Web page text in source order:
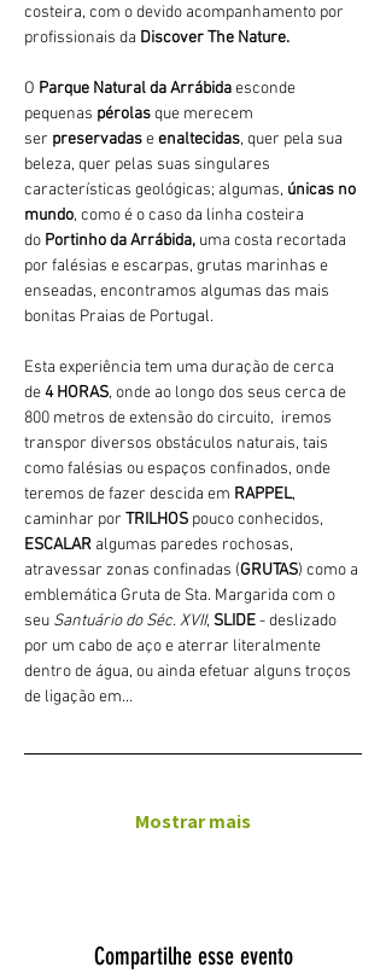
costeira, com o devido acompanhamento por
profissionais da Discover The Nature.
O Parque Natural da Arrábida esconde
pequenas pérolas que merecem
ser preservadas e enaltecidas, quer pela sua
beleza, quer pelas suas singulares
características geológicas; algumas, únicas no
mundo, como é o caso da linha costeira
do Portinho da Arrábida, uma costa recortada
por falésias e escarpas, grutas marinhas e
enseadas, encontramos algumas das mais
bonitas Praias de Portugal.
Esta experiência tem uma duração de cerca
de 4 HORAS, onde ao longo dos seus cerca de
800 metros de extensão do circuito,  iremos
transpor diversos obstáculos naturais, tais
como falésias ou espaços confinados, onde
teremos de fazer descida em RAPPEL,
caminhar por TRILHOS pouco conhecidos,
ESCALAR algumas paredes rochosas,
atravessar zonas confinadas (GRUTAS) como a
emblemática Gruta de Sta. Margarida com o
seu Santuário do Séc. XVII, SLIDE - deslizado
por um cabo de aço e aterrar literalmente
dentro de água, ou ainda efetuar alguns troços
de ligação em…
Mostrar mais
Compartilhe esse evento